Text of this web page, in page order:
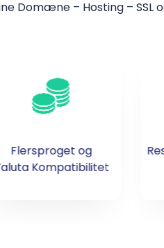
Domæne – Hosting – SSL
Flersproget og
Kompatibilitet